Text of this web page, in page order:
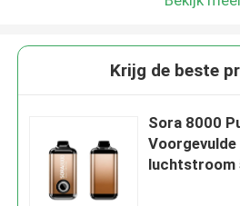
Krijg de beste
Sora 8000
luchtstroom